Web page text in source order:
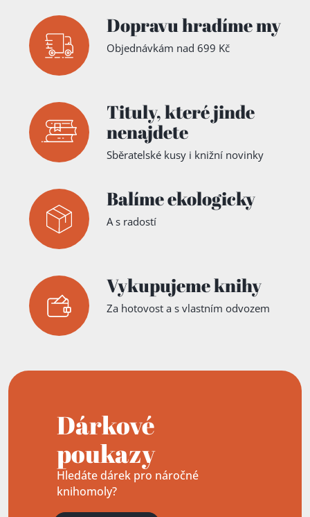
Dopravu hradíme my
Objednávkám nad 699 Kč
Tituly,které jinde
nenajdete
Sběratelské kusy i knižní novinky
Balíme ekologicky
A s radostí
Vykupujeme knihy
Za hotovost a s vlastním odvozem
Dárkové
poukazy
Hledáte dárek pro náročné
knihomoly?